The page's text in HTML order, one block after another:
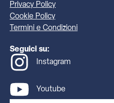
Privacy Policy
Cookie Policy
Termini e Condizioni
Seguici su:
Instagram
Youtube